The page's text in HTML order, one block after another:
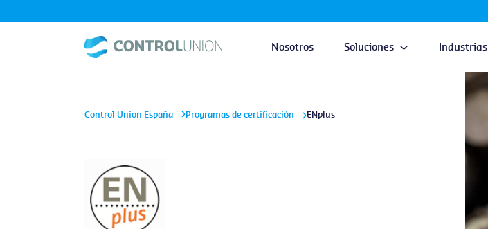
Nosotros Soluciones Industrias
Control Union España Programas de certificación ENplus